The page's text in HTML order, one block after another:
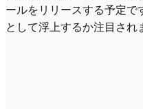
ールをリリースする予定
として浮上するか注目され